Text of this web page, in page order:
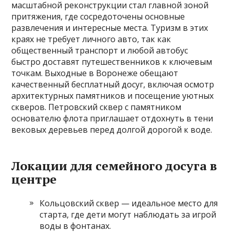
масштабной реконструкции стал главной зоной
притяжения, где сосредоточены основные
развлечения и интересные места. Туризм в этих
краях не требует личного авто, так как
общественный транспорт и любой автобус
быстро доставят путешественников к ключевым
точкам. Выходные в Воронеже обещают
качественный бесплатный досуг, включая осмотр
архитектурных памятников и посещение уютных
скверов. Петровский сквер с памятником
основателю флота приглашает отдохнуть в тени
вековых деревьев перед долгой дорогой к воде.
Локации для семейного досуга в
центре
Кольцовский сквер — идеальное место для
старта, где дети могут наблюдать за игрой
воды в фонтанах.